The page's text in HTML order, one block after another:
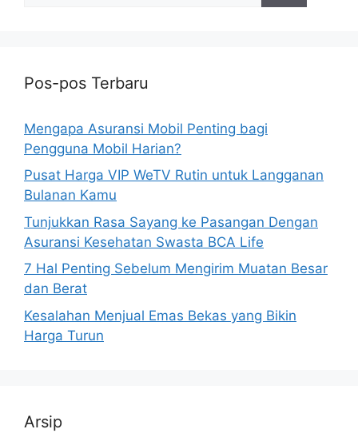
Pos-pos Terbaru
Mengapa Asuransi Mobil Penting bagi
Pengguna Mobil Harian?
Pusat Harga VIP WeTV Rutin untuk Langganan
Bulanan Kamu
Tunjukkan Rasa Sayang ke Pasangan Dengan
Asuransi Kesehatan Swasta BCA Life
7 Hal Penting Sebelum Mengirim Muatan Besar
dan Berat
Kesalahan Menjual Emas Bekas yang Bikin
Harga Turun
Arsip